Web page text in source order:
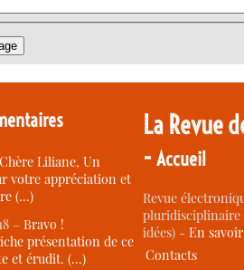
Chère Liliane, Un
votre appréciation et
(…)
–Bravo !
présentation de ce
et érudit. (…)
La Revue
-Accueil
Revue
idées) -En
Contacts